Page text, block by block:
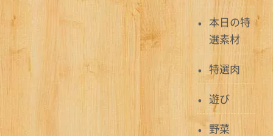
本日の特
選素材
特選肉
遊び
野菜